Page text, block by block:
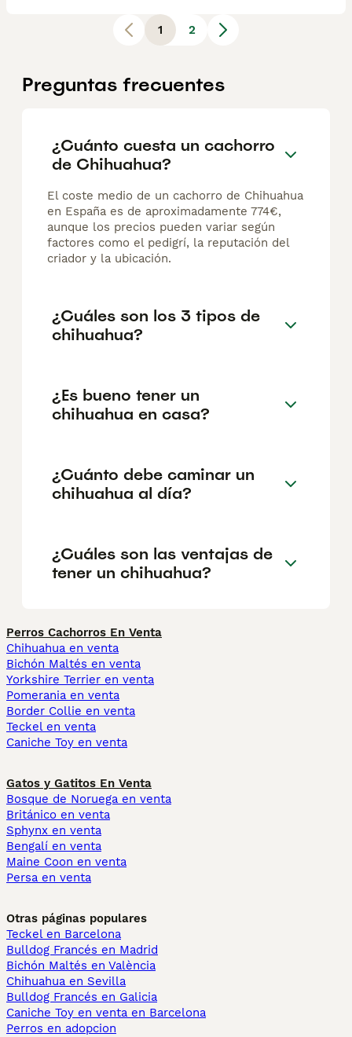
1 2
Preguntas frecuentes
¿Cuánto cuesta un cachorro
de Chihuahua?
El coste medio de un cachorro de Chihuahua
en España es de aproximadamente 774€,
aunque los precios pueden variar según
factores como el pedigrí, la reputación del
criador y la ubicación.
¿Cuáles son los 3 tipos de
chihuahua?
¿Es bueno tener un
chihuahua en casa?
¿Cuánto debe caminar un
chihuahua al día?
¿Cuáles son las ventajas de
tener un chihuahua?
Perros Cachorros En Venta
Chihuahua en venta
Bichón Maltés en venta
Yorkshire Terrier en venta
Pomerania en venta
Border Collie en venta
Teckel en venta
Caniche Toy en venta
Gatos y Gatitos En Venta
Bosque de Noruega en venta
Británico en venta
Sphynx en venta
Bengalí en venta
Maine Coon en venta
Persa en venta
Otras páginas populares
Teckel en Barcelona
Bulldog Francés en Madrid
Bichón Maltés en València
Chihuahua en Sevilla
Bulldog Francés en Galicia
Caniche Toy en venta en Barcelona
Perros en adopcion